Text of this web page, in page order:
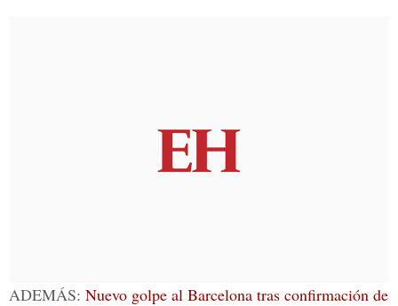
ADEMÁS: Nuevo golpe al Barcelona tras confirmación de